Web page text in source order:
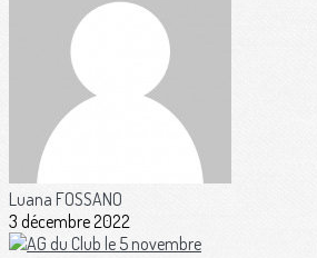
Luana FOSSANO
3 décembre 2022